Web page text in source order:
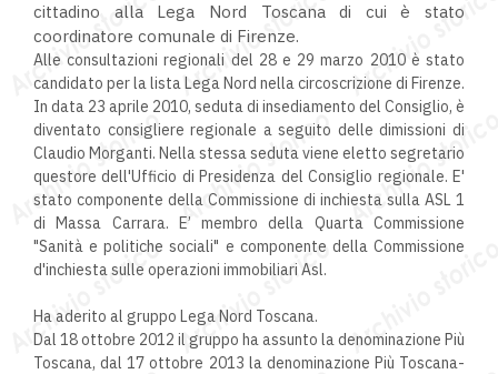
cittadino alla Lega Nord Toscana di cui è stato
coordinatore comunale di Firenze.
Alle consultazioni regionali del 28 e 29 marzo 2010 è stato
candidato per la lista Lega Nord nella circoscrizione di Firenze.
In data 23 aprile 2010, seduta di insediamento del Consiglio, è
diventato consigliere regionale a seguito delle dimissioni di
Claudio Morganti. Nella stessa seduta viene eletto segretario
questore dell'Ufficio di Presidenza del Consiglio regionale. E'
stato componente della Commissione di inchiesta sulla ASL 1
di Massa Carrara. E’ membro della Quarta Commissione
"Sanità e politiche sociali" e componente della Commissione
d'inchiesta sulle operazioni immobiliari Asl.
Ha aderito al gruppo Lega Nord Toscana.
Dal 18 ottobre 2012 il gruppo ha assunto la denominazione Più
Toscana, dal 17 ottobre 2013 la denominazione Più Toscana-